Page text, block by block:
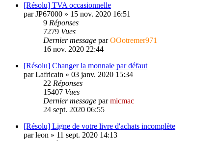
[Résolu] TVA occasionnelle
parJP67000 » 15 nov. 2020 16:51
9 Réponses
7279 Vues
Dernier message parOOotremer971
16 nov. 2020 22:44
[Résolu] Changer la monnaie par défaut
parLafricain » 03 janv. 2020 15:34
22 Réponses
15407 Vues
Dernier message parmicmac
24 sept. 2020 06:55
[Résolu] Ligne de votre livre d'achats incomplète
parleon » 11 sept. 2020 14:13